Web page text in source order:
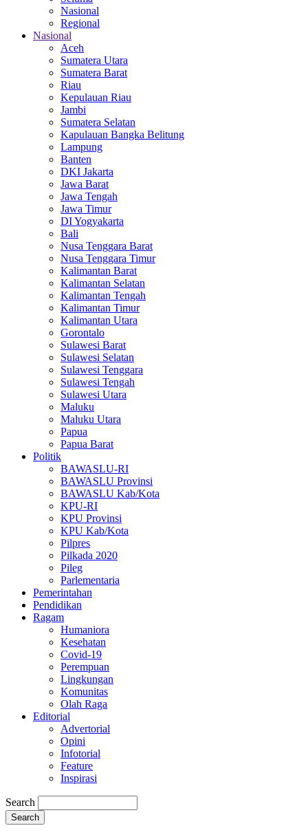
Nasional
Regional
Nasional
Aceh
Sumatera Utara
Sumatera Barat
Riau
Kepulauan Riau
Jambi
Sumatera Selatan
Kapulauan Bangka Belitung
Lampung
Banten
DKI Jakarta
Jawa Barat
Jawa Tengah
Jawa Timur
DI Yogyakarta
Bali
Nusa Tenggara Barat
Nusa Tenggara Timur
Kalimantan Barat
Kalimantan Selatan
Kalimantan Tengah
Kalimantan Timur
Kalimantan Utara
Gorontalo
Sulawesi Barat
Sulawesi Selatan
Sulawesi Tenggara
Sulawesi Tengah
Sulawesi Utara
Maluku
Maluku Utara
Papua
Papua Barat
Politik
BAWASLU-RI
BAWASLU Provinsi
BAWASLU Kab/Kota
KPU-RI
KPU Provinsi
KPU Kab/Kota
Pilpres
Pilkada 2020
Pileg
Parlementaria
Pemerintahan
Pendidikan
Ragam
Humaniora
Kesehatan
Covid-19
Perempuan
Lingkungan
Komunitas
Olah Raga
Editorial
Advertorial
Opini
Infotorial
Feature
Inspirasi
Search